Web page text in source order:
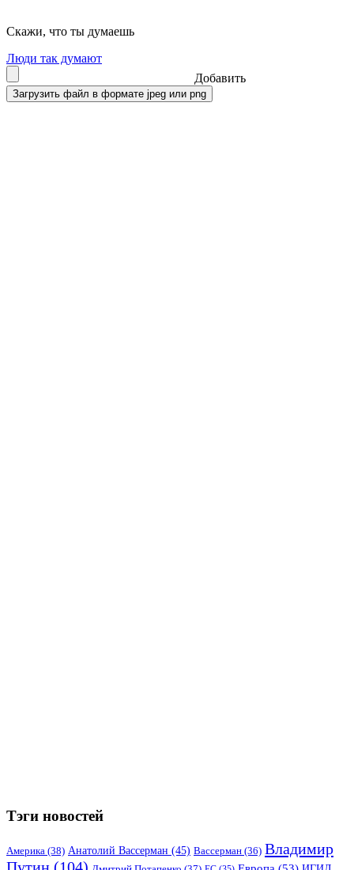
Скажи, что ты думаешь
Люди так думают
Добавить
Тэги новостей
Америка (38) Анатолий Вассерман (45) Вассерман (36) Владимир
Путин (104)